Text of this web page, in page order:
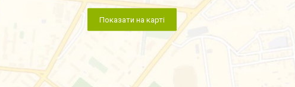
Показати на карті